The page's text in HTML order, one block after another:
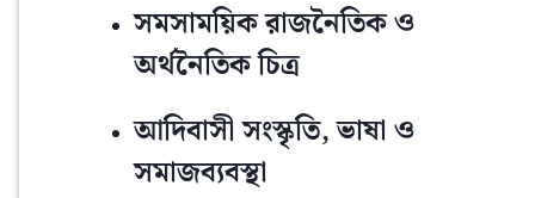
সমসাময়িক রাজনৈতিক ও
অর্থনৈতিক চিত্র
আদিবাসী সংস্কৃতি, ভাষা ও
সমাজব্যবস্থা